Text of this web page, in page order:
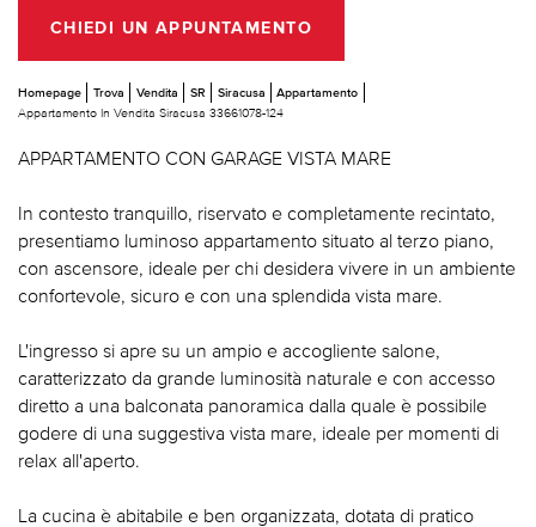
CHIEDI UN APPUNTAMENTO
Homepage Trova Vendita SR Siracusa
Appartamento
Appartamento In Vendita Siracusa 33661078-124
APPARTAMENTO CON GARAGE VISTA MARE
In contesto tranquillo, riservato e completamente recintato,
presentiamo luminoso appartamento situato al terzo piano,
con ascensore, ideale per chi desidera vivere in un ambiente
confortevole, sicuro e con una splendida vista mare.
L'ingresso si apre su un ampio e accogliente salone,
caratterizzato da grande luminosità naturale e con accesso
diretto a una balconata panoramica dalla quale è possibile
godere di una suggestiva vista mare, ideale per momenti di
relax all'aperto.
La cucina è abitabile e ben organizzata, dotata di pratico